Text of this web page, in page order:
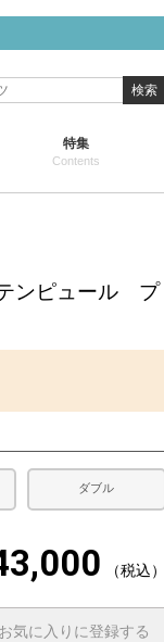
検索
特集
Contents
テンピュール プ
ダブル
税込
お気に入りに登録する